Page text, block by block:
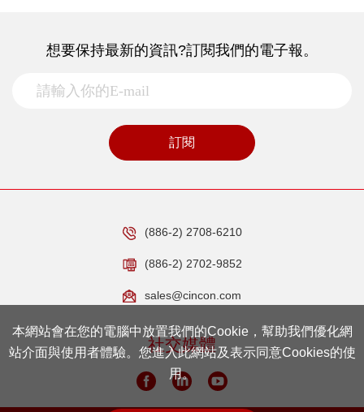
想要保持最新的資訊?訂閱我們的電子報。
訂閱
(886-2) 2708-6210
(886-2) 2702-9852
sales@cincon.com
社交媒體
本網站會在您的電腦中放置我們的Cookie，幫助我們優化網
站介面與使用者體驗。您進入此網站及表示同意Cookies的使
用。